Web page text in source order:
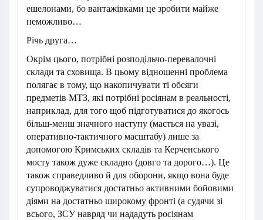
ешелонами, бо вантажівками це зробити майже
неможливо…
Річь друга…
Окрім цього, потрібні розподільчо-перевалочні
склади та сховища. В цьому відношенні проблема
полягає в тому, що накопичувати ті обсяги
предметів МТЗ, які потрібні росіянам в реальності,
наприклад, для того щоб підготуватися до якогось
більш-менш значного наступу (мається на увазі,
оперативно-тактичного масштабу) лише за
допомогою Кримських складів та Керченського
мосту також дуже складно (довго та дорого…). Це
також справедливо й для оборони, якщо вона буде
супроводжуватися достатньо активними бойовими
діями на достатньо широкому фронті (а судячи зі
всього, ЗСУ навряд чи нададуть росіянам